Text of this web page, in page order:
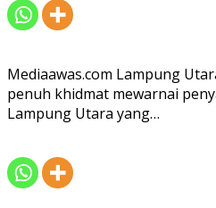
Mediaawas.com Lampung
penuh khidmat mewarnai
Lampung Utara yang…